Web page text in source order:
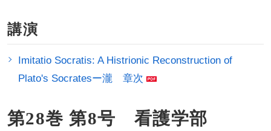
講演
Imitatio Socratis: A Histrionic Reconstruction of
Plato's Socratesー瀧 章次
第28巻 第8号 看護学部